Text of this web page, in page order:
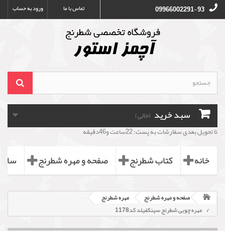
ورود به حساب تماس با ما 09966002291-93
سبد خرید (خالی)
تا تحویل بعدی سفارشات به پست: 22ساعت و46دقیقه
خانه کتاب شطرنج صفحه و مهره شطرنج
صفحه و مهره شطرنج
مهره شطرنج
مهره چوبی شطرنج سینکفیلد کد1178